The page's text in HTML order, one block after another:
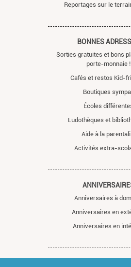
Reportages sur le
BONNES
Sorties gratuites et bons
porte-monnaie !
Cafés et restos Kid-
Boutiques
Écoles
Ludothèques et
Aide à la
Activités extra-
Anniversaires à
Anniversaires en
Anniversaires en